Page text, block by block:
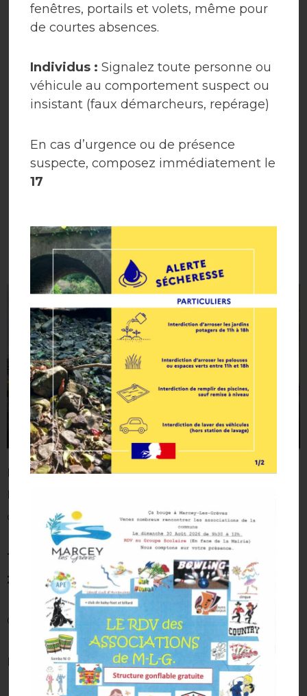
Plan Cantine
GARDERIE
garderie
Les enfants sont accueillis par Patricia, Valérie,
du ALSH au sein de l ‘école Arc en Ciel.
Tarifs & horaires garderie / étude surveillée
2025-2026 :
Garderie matin de 7h30 à 8h15 : 1.45 €
Mercredi à partir de 13h30 : 1 €
fenêtres, portails et volets, même pour
de courtes absences.
Individus : Signalez toute personne ou
véhicule au comportement suspect ou
insistant (faux démarcheurs, repérage)
En cas d’urgence ou de présence
suspecte, composez immédiatement le
17